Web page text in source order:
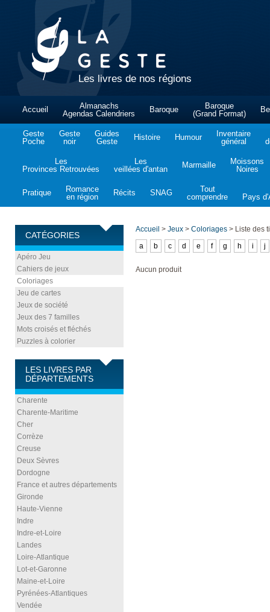
Les livres de nos régions
Accueil
Almanachs
Agendas Calendriers
Baroque
Baroque
(Grand Format)
Geste
Poche
Geste
noir
Guides
Geste
Histoire Humour
Inventaire
général
Les
Provinces Retrouvées
Les
veillées d'antan
Marmaille
Moissons
Noires
Pratique
Romance
en région
Récits SNAG
Tout
comprendre
Pays
CATÉGORIES
Apéro Jeu
Cahiers de jeux
Coloriages
Jeu de cartes
Jeux de société
Jeux des 7 familles
Mots croisés et fléchés
Puzzles à colorier
LES LIVRES PAR
DÉPARTEMENTS
Charente
Charente-Maritime
Cher
Corrèze
Creuse
Deux Sèvres
Dordogne
France et autres départements
Gironde
Haute-Vienne
Indre
Indre-et-Loire
Landes
Loire-Atlantique
Lot-et-Garonne
Maine-et-Loire
Pyrénées-Atlantiques
Vendée
Accueil > Jeux > Coloriages > Liste des
a
b c d e f g h i j
Aucun produit